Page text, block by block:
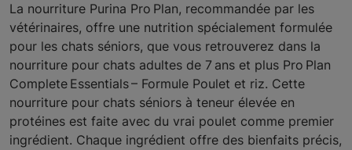
La nourriture Purina Pro Plan, recommandée par les
vétérinaires, offre une nutrition spécialement formulée
pour les chats séniors, que vous retrouverez dans la
nourriture pour chats adultes de 7 ans et plus Pro Plan
Complete Essentials – Formule Poulet et riz. Cette
nourriture pour chats séniors à teneur élevée en
protéines est faite avec du vrai poulet comme premier
ingrédient. Chaque ingrédient offre des bienfaits précis,